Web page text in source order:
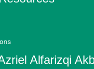
Alfarizqi